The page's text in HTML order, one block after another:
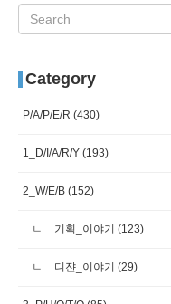
Category
P/A/P/E/R (430)
1_D/I/A/R/Y (193)
2_W/E/B (152)
기획_이야기 (123)
디쟌_이야기 (29)